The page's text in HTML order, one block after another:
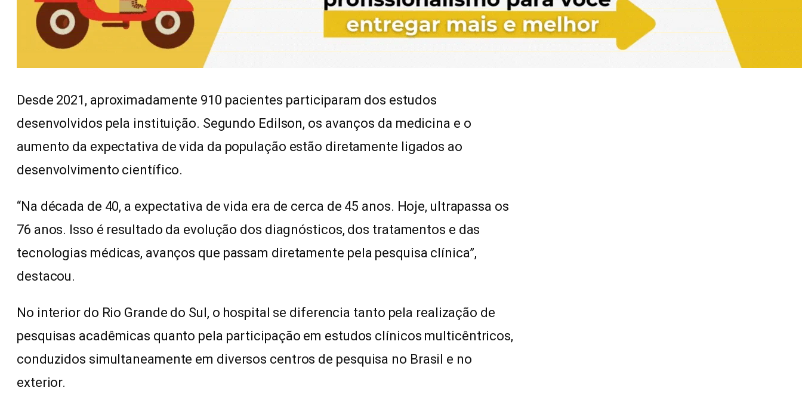
Desde 2021, aproximadamente 910 pacientes participaram dos estudos
desenvolvidos pela instituição. Segundo Edilson, os avanços da medicina e o
aumento da expectativa de vida da população estão diretamente ligados ao
desenvolvimento científico.
“Na década de 40, a expectativa de vida era de cerca de 45 anos. Hoje, ultrapassa os
76 anos. Isso é resultado da evolução dos diagnósticos, dos tratamentos e das
tecnologias médicas, avanços que passam diretamente pela pesquisa clínica”,
destacou.
No interior do Rio Grande do Sul, o hospital se diferencia tanto pela realização de
pesquisas acadêmicas quanto pela participação em estudos clínicos multicêntricos,
conduzidos simultaneamente em diversos centros de pesquisa no Brasil e no
exterior.